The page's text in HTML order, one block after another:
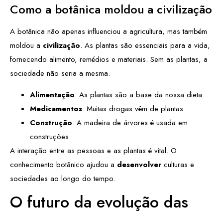
Como a botânica moldou a civilização
A botânica não apenas influenciou a agricultura, mas também
moldou a civilização. As plantas são essenciais para a vida,
fornecendo alimento, remédios e materiais. Sem as plantas, a
sociedade não seria a mesma.
Alimentação: As plantas são a base da nossa dieta.
Medicamentos: Muitas drogas vêm de plantas.
Construção: A madeira de árvores é usada em
construções.
A interação entre as pessoas e as plantas é vital. O
conhecimento botânico ajudou a desenvolverculturas e
sociedades ao longo do tempo.
O futuro da evolução das